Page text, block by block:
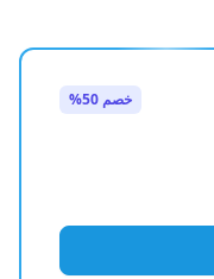
خصم 50%